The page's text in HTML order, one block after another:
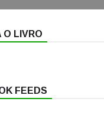
O LIVRO
FEEDS